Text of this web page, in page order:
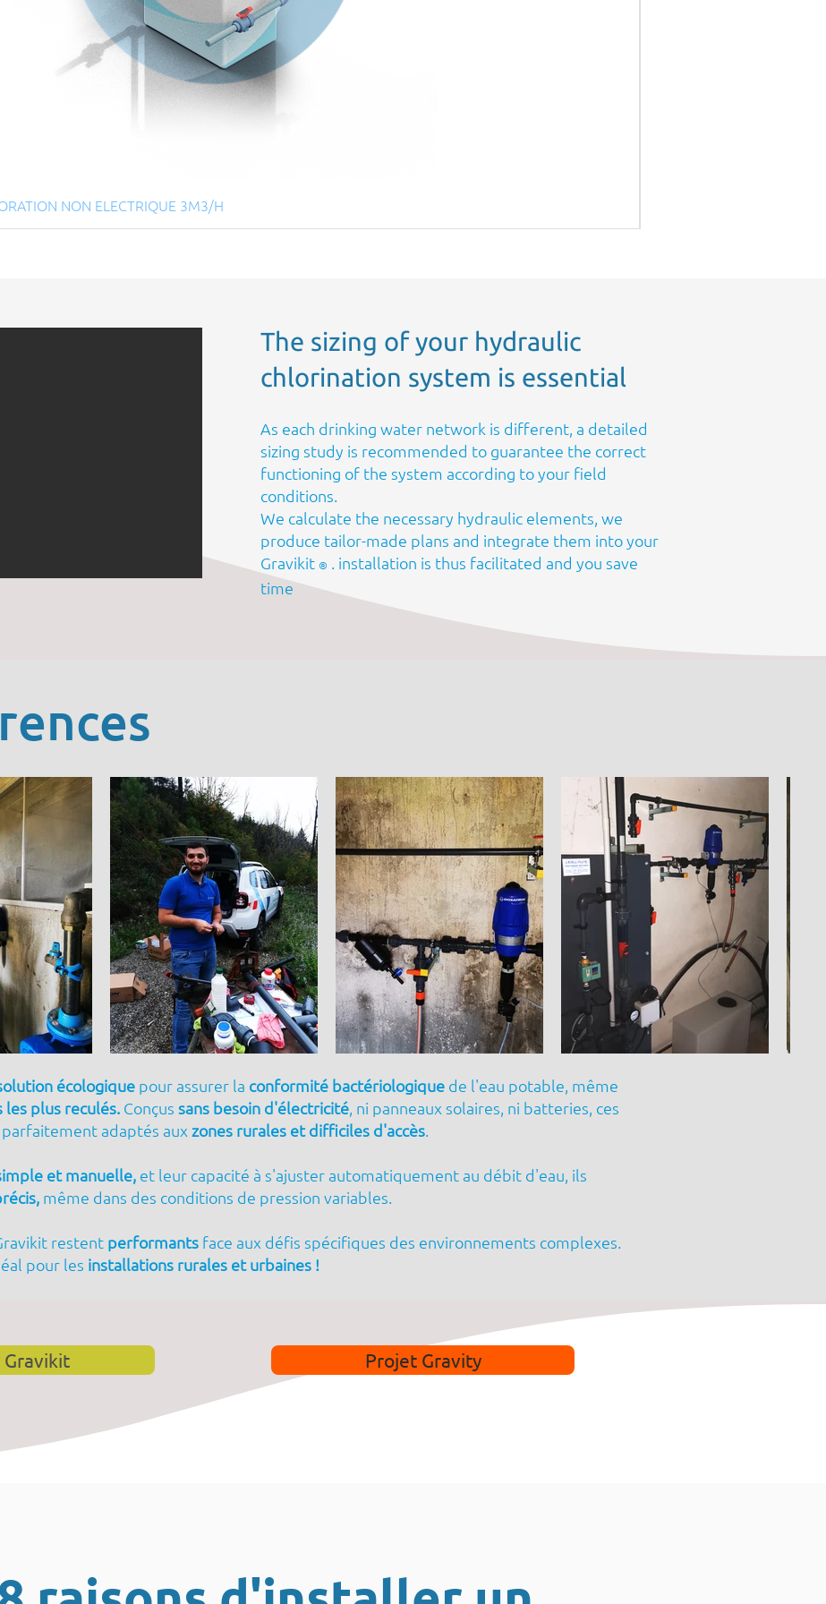
Quick View
NON ELECTRIQUE 3M3/H
The sizing of your hydraulic
chlorination system is essential
As each drinking water network is different, a detailed
sizing study is recommended to guarantee the correct
functioning of the system according to your field
conditions.
We calculate the necessary hydraulic elements, we
produce tailor-made plans and integrate them into your
Gravikit ® . installation is thus facilitated and you save
time
écologique pour assurer la conformité bactériologique de l'eau potable, même
plus reculés. Conçus sans besoin d'électricité, ni panneaux solaires, ni batteries, ces
adaptés aux zones rurales et difficiles d'accès.
et manuelle, et leur capacité à s'ajuster automatiquement au débit d'eau, ils
même dans des conditions de pression variables.
restent performants face aux défis spécifiques des environnements complexes.
pour les installations rurales et urbaines !
Gravikit Projet Gravity